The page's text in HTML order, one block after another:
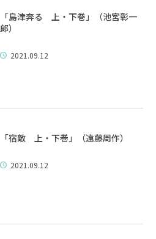
「島津奔る 上・下巻」（池宮彰一
郞）
2021.09.12
「宿敵 上・下巻」（遠藤周作）
2021.09.12